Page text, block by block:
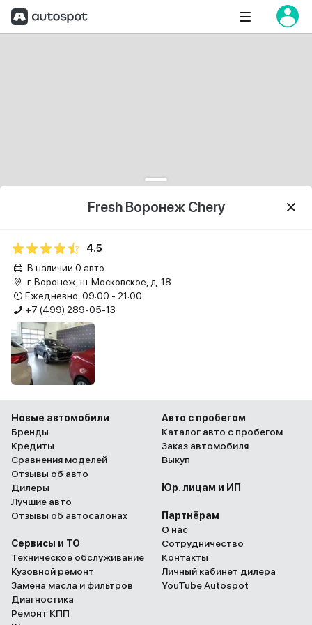
Fresh Воронеж Chery
4.5
В наличии 0 авто
г. Воронеж, ш. Московское, д. 18
Ежедневно: 09:00 - 21:00
+7 (499) 289-05-13
Новые автомобили
Бренды
Кредиты
Сравнения моделей
Отзывы об авто
Дилеры
Лучшие авто
Отзывы об автосалонах
Сервисы и ТО
Техническое обслуживание
Кузовной ремонт
Замена масла и фильтров
Диагностика
Ремонт КПП
Авто с пробегом
Каталог авто с пробегом
Заказ автомобиля
Выкуп
Юр. лицам и ИП
Партнёрам
О нас
Сотрудничество
Контакты
Личный кабинет дилера
YouTube Autospot